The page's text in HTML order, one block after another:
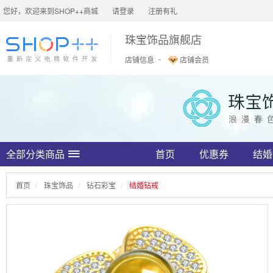
您好，欢迎来到SHOP++商城 请登录 注册有礼
珠宝饰品旗舰店
店铺信息 店铺会员
全部分类商品 首页 优惠券 结
首页 珠宝饰品 钻石彩宝 结婚钻戒